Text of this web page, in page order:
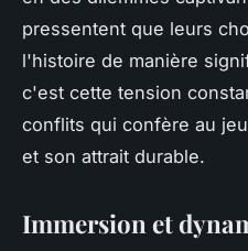
pressentent que leurs
l'histoire de manière
c'est cette tension
conflits qui confère au
et son attrait durable.
Immersion et